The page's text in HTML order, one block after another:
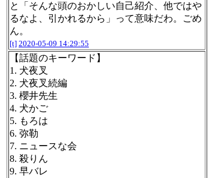
と「そんな頭のおかしい自己紹介、他ではや
るなよ、引かれるから」って意味だわ。ごめ
ん。
[t] 2020-05-09 14:29:55
【話題のキーワード】
1. 犬夜叉
2. 犬夜叉続編
3. 櫻井先生
4. 犬かご
5. もろは
6. 弥勒
7. ニュースな会
8. 殺りん
9. 早バレ